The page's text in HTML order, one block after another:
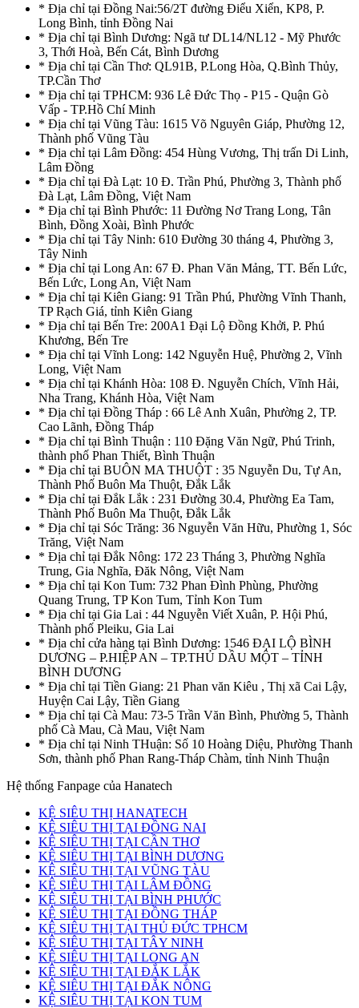
* Địa chỉ tại Đồng Nai:56/2T đường Điểu Xiển, KP8, P.
Long Bình, tỉnh Đồng Nai
* Địa chỉ tại Bình Dương: Ngã tư DL14/NL12 - Mỹ Phước
3, Thới Hoà, Bến Cát, Bình Dương
* Địa chỉ tại Cần Thơ: QL91B, P.Long Hòa, Q.Bình Thủy,
TP.Cần Thơ
* Địa chỉ tại TPHCM: 936 Lê Đức Thọ - P15 - Quận Gò
Vấp - TP.Hồ Chí Minh
* Địa chỉ tại Vũng Tàu: 1615 Võ Nguyên Giáp, Phường 12,
Thành phố Vũng Tàu
* Địa chỉ tại Lâm Đồng: 454 Hùng Vương, Thị trấn Di Linh,
Lâm Đồng
* Địa chỉ tại Đà Lạt: 10 Đ. Trần Phú, Phường 3, Thành phố
Đà Lạt, Lâm Đồng, Việt Nam
* Địa chỉ tại Bình Phước: 11 Đường Nơ Trang Long, Tân
Bình, Đồng Xoài, Bình Phước
* Địa chỉ tại Tây Ninh: 610 Đường 30 tháng 4, Phường 3,
Tây Ninh
* Địa chỉ tại Long An: 67 Đ. Phan Văn Mảng, TT. Bến Lức,
Bến Lức, Long An, Việt Nam
* Địa chỉ tại Kiên Giang: 91 Trần Phú, Phường Vĩnh Thanh,
TP Rạch Giá, tỉnh Kiên Giang
* Địa chỉ tại Bến Tre: 200A1 Đại Lộ Đồng Khởi, P. Phú
Khương, Bến Tre
* Địa chỉ tại Vĩnh Long: 142 Nguyễn Huệ, Phường 2, Vĩnh
Long, Việt Nam
* Địa chỉ tại Khánh Hòa: 108 Đ. Nguyễn Chích, Vĩnh Hải,
Nha Trang, Khánh Hòa, Việt Nam
* Địa chỉ tại Đồng Tháp : 66 Lê Anh Xuân, Phường 2, TP.
Cao Lãnh, Đồng Tháp
* Địa chỉ tại Bình Thuận : 110 Đặng Văn Ngữ, Phú Trinh,
thành phố Phan Thiết, Bình Thuận
* Địa chỉ tại BUÔN MA THUỘT : 35 Nguyễn Du, Tự An,
Thành Phố Buôn Ma Thuột, Đắk Lắk
* Địa chỉ tại Đắk Lắk : 231 Đường 30.4, Phường Ea Tam,
Thành Phố Buôn Ma Thuột, Đắk Lắk
* Địa chỉ tại Sóc Trăng: 36 Nguyễn Văn Hữu, Phường 1, Sóc
Trăng, Việt Nam
* Địa chỉ tại Đắk Nông: 172 23 Tháng 3, Phường Nghĩa
Trung, Gia Nghĩa, Đăk Nông, Việt Nam
* Địa chỉ tại Kon Tum: 732 Phan Đình Phùng, Phường
Quang Trung, TP Kon Tum, Tỉnh Kon Tum
* Địa chỉ tại Gia Lai : 44 Nguyễn Viết Xuân, P. Hội Phú,
Thành phố Pleiku, Gia Lai
* Địa chỉ cửa hàng tại Bình Dương: 1546 ĐẠI LỘ BÌNH
DƯƠNG – P.HIỆP AN – TP.THỦ DẦU MỘT – TỈNH
BÌNH DƯƠNG
* Địa chỉ tại Tiền Giang: 21 Phan văn Kiêu , Thị xã Cai Lậy,
Huyện Cai Lậy, Tiền Giang
* Địa chỉ tại Cà Mau: 73-5 Trần Văn Bình, Phường 5, Thành
phố Cà Mau, Cà Mau, Việt Nam
* Địa chỉ tại Ninh THuận: Số 10 Hoàng Diệu, Phường Thanh
Sơn, thành phố Phan Rang-Tháp Chàm, tỉnh Ninh Thuận
Hệ thống Fanpage của Hanatech
KỆ SIÊU THỊ HANATECH
KỆ SIÊU THỊ TẠI ĐỒNG NAI
KỆ SIÊU THỊ TẠI CẦN THƠ
KỆ SIÊU THỊ TẠI BÌNH DƯƠNG
KỆ SIÊU THỊ TẠI VŨNG TÀU
KỆ SIÊU THỊ TẠI LÂM ĐỒNG
KỆ SIÊU THỊ TẠI BÌNH PHƯỚC
KỆ SIÊU THỊ TẠI ĐỒNG THÁP
KỆ SIÊU THỊ TẠI THỦ ĐỨC TPHCM
KỆ SIÊU THỊ TẠI TÂY NINH
KỆ SIÊU THỊ TẠI LONG AN
KỆ SIÊU THỊ TẠI ĐẮK LẮK
KỆ SIÊU THỊ TẠI ĐẮK NÔNG
KỆ SIÊU THỊ TẠI KON TUM